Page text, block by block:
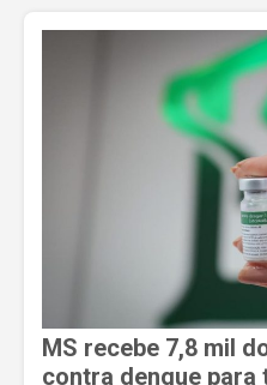
MS recebe 7,8 mil
contra dengue para